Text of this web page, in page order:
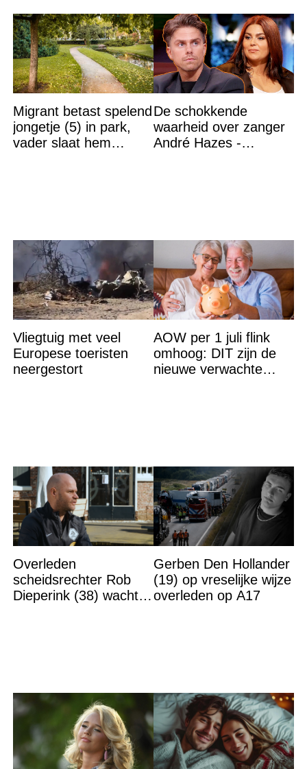
Migrant betast spelend
jongetje (5) in park,
vader slaat hem
De schokkende
waarheid over zanger
André Hazes -
Vliegtuig met veel
Europese toeristen
neergestort
AOW per 1 juli flink
omhoog: DIT zijn de
nieuwe verwachte
Overleden
scheidsrechter Rob
Dieperink (38) wachtte
Gerben Den Hollander
(19) op vreselijke wijze
overleden op A17